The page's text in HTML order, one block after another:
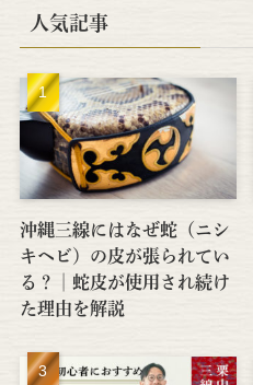
人気記事
沖縄三線にはなぜ蛇（ニシ
キヘビ）の皮が張られてい
る？│蛇皮が使用され続け
た理由を解説